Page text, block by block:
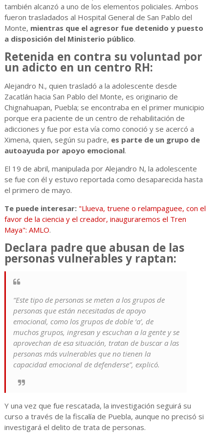
también alcanzó a uno de los elementos policiales. Ambos
fueron trasladados al Hospital General de San Pablo del
Monte, mientras que el agresor fue detenido y puesto
a disposición del Ministerio público.
Retenida en contra su voluntad por
un adicto en un centro RH:
Alejandro N., quien trasladó a la adolescente desde
Zacatlán hacia San Pablo del Monte, es originario de
Chignahuapan, Puebla; se encontraba en el primer municipio
porque era paciente de un centro de rehabilitación de
adicciones y fue por esta vía como conoció y se acercó a
Ximena, quien, según su padre, es parte de un grupo de
autoayuda por apoyo emocional.
El 19 de abril, manipulada por Alejandro N, la adolescente
se fue con él y estuvo reportada como desaparecida hasta
el primero de mayo.
Te puede interesar: "Llueva, truene o relampaguee, con el
favor de la ciencia y el creador, inauguraremos el Tren
Maya": AMLO.
Declara padre que abusan de las
personas vulnerables y raptan:
“Este tipo de personas se meten a los grupos de
personas que están necesitadas de apoyo
emocional, como los grupos de doble ‘a’, de
muchos grupos, ingresan y escuchan a la gente y se
aprovechan de esa situación, tratan de buscar a las
personas más vulnerables que no tienen la
capacidad emocional de defenderse”, explicó.
Y una vez que fue rescatada, la investigación seguirá su
curso a través de la fiscalía de Puebla, aunque no precisó si
investigará el delito de trata de personas.